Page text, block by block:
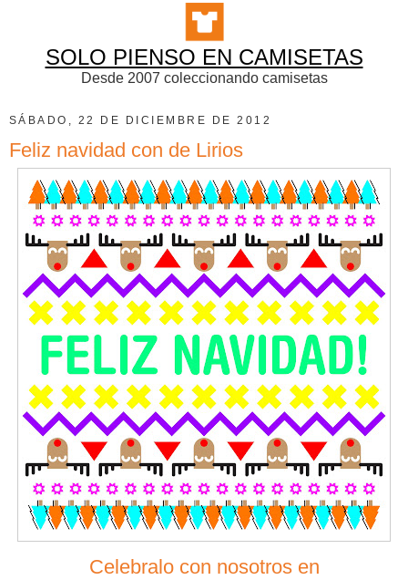
SOLO PIENSO EN CAMISETAS
Desde 2007 coleccionando camisetas
SÁBADO, 22 DE DICIEMBRE DE 2012
Feliz navidad con de Lirios
Celebralo con nosotros en